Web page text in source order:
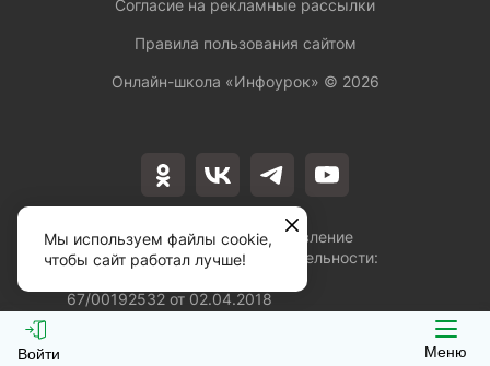
Войти Меню
Лицензия на осуществление
образовательной деятельности:
67/00192532 от 02.04.2018
Согласие на рекламные рассылки
Правила пользования сайтом
Онлайн-школа «Инфоурок» © 2026
Мы используем файлы cookie,
чтобы сайт работал лучше!